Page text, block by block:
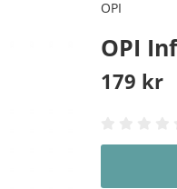
OPI
OPI
179 kr